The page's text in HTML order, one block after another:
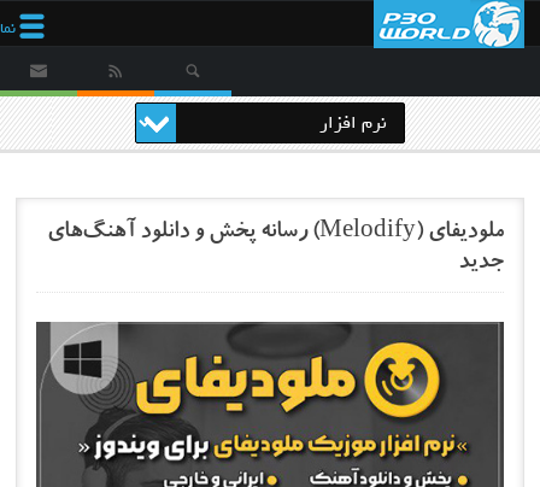
منو
ملودیفای (Melodify) رسانه پخش و دانلود آهنگ‌های